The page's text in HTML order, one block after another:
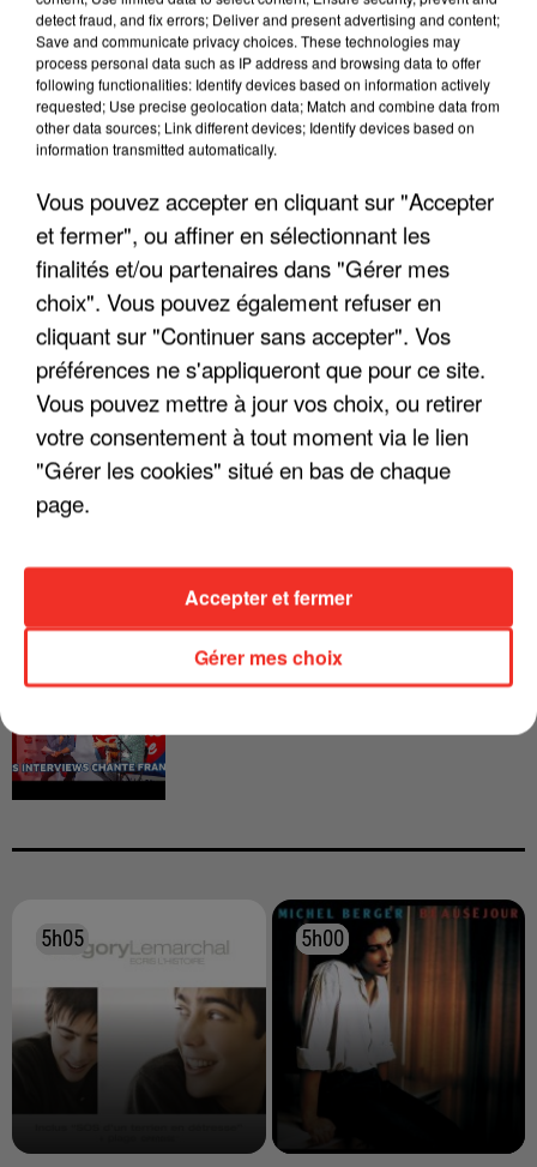
"JE SUIS À DISPOSITION DES
ENFOIRÉS"
"ON N'EST PAS DES PARENTS
PARFAITS"
INTERVIEW CHANTE FRANCE AVEC
VIANNEY
5h05
5h05 5h00
5h00
detect fraud, and fix errors; Deliver and present advertising and content;
Save and communicate privacy choices. These technologies may
process personal data such as IP address and browsing data to offer
following functionalities: Identify devices based on information actively
requested; Use precise geolocation data; Match and combine data from
other data sources; Link different devices; Identify devices based on
information transmitted automatically.
Vous pouvez accepter en cliquant sur "Accepter
et fermer", ou affiner en sélectionnant les
finalités et/ou partenaires dans "Gérer mes
choix". Vous pouvez également refuser en
cliquant sur "Continuer sans accepter". Vos
préférences ne s'appliqueront que pour ce site.
Vous pouvez mettre à jour vos choix, ou retirer
votre consentement à tout moment via le lien
"Gérer les cookies" situé en bas de chaque
page.
Gérer mes choix
Accepter et fermer